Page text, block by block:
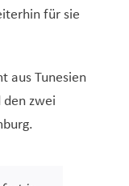
für sie
aus Tunesien
zwei